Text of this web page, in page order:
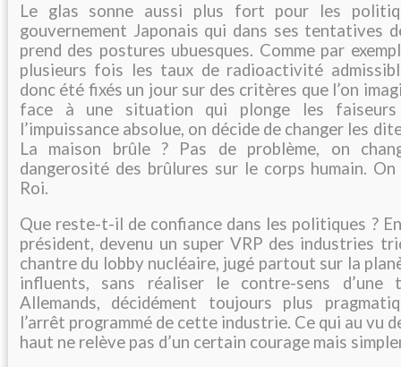
Le glas sonne aussi plus fort pour les
gouvernement Japonais qui dans ses tentatives
prend des postures ubuesques. Comme par
plusieurs fois les taux de radioactivité
donc été fixés un jour sur des critères que l’on
face à une situation qui plonge les faiseurs
l’impuissance absolue, on décide de changer les
La maison brûle ? Pas de problème, on
dangerosité des brûlures sur le corps humain. On
Roi.
Que reste-t-il de confiance dans les politiques ?
président, devenu un super VRP des industries
chantre du lobby nucléaire, jugé partout sur la
influents, sans réaliser le contre-sens d’une
Allemands, décidément toujours plus
l’arrêt programmé de cette industrie. Ce qui au vu
haut ne relève pas d’un certain courage mais